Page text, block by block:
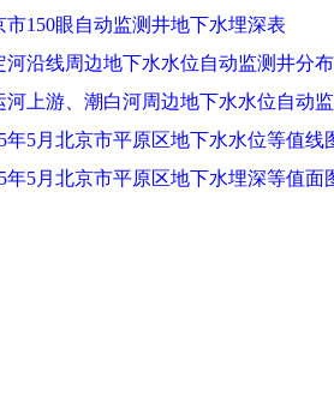
市150眼自动监测井地下水埋深表
河沿线周边地下水水位自动监测井分
河上游、潮白河周边地下水水位自动
年5月北京市平原区地下水水位等值线
年5月北京市平原区地下水埋深等值面